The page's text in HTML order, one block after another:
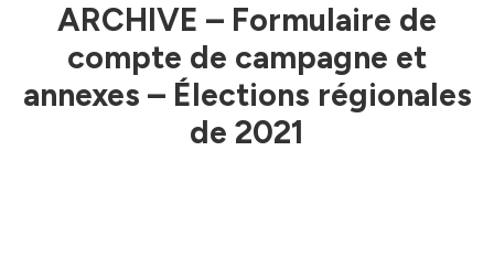
ARCHIVE – Formulaire de
compte de campagne et
annexes – Élections régionales
de 2021